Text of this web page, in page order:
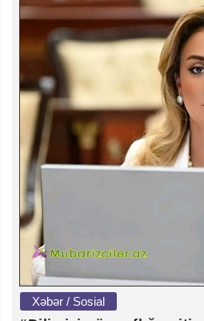
Xəbər / Sosial